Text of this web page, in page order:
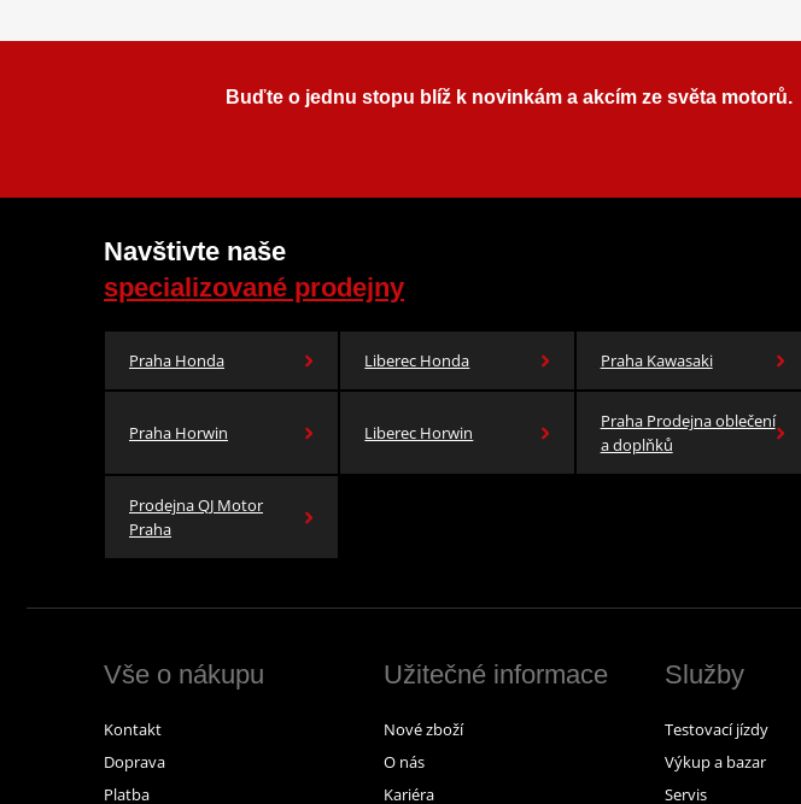
Buďte o jednu stopu blíž k novinkám a akcím ze světa motorů.
Navštivte naše
specializované prodejny
Praha Honda Liberec Honda Praha Kawasaki
Praha Horwin Liberec Horwin
Praha Prodejna oblečení
a doplňků
Prodejna QJ Motor
Praha
Vše o nákupu
Kontakt
Doprava
Platba
Užitečné informace
Nové zboží
O nás
Kariéra
Služby
Testovací jízdy
Výkup a bazar
Servis